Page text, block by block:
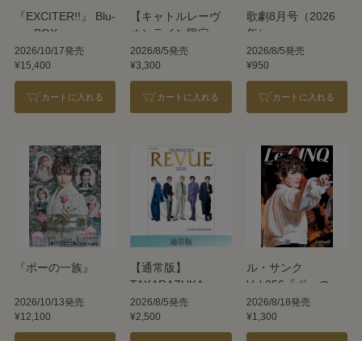
『EXCITER!!』 Blu-
ray BOX
2026/10/17発売
¥15,400
カートに入れる
【キャトルレーヴ
オンライン限定
版】TAKARAZUKA
REVUE 2026
2026/8/5発売
¥3,300
カートに入れる
歌劇8月号（2026
年）
2026/8/5発売
¥950
カートに入れる
『ポーの一族』
2026/10/13発売
¥12,100
【通常版】
TAKARAZUKA
REVUE 2026
2026/8/5発売
¥2,500
ル・サンク
Vol.256『ポーの一
族』＜雪組＞
2026/8/18発売
¥1,300